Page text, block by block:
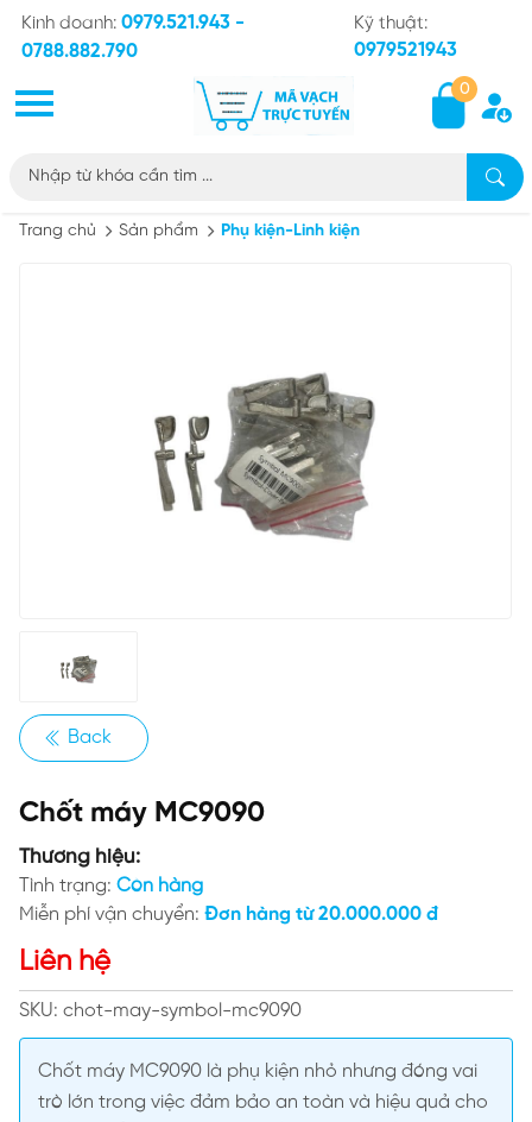
Kinh doanh: 0979.521.943 -
0788.882.790
Kỹ thuật:
0979521943
0
Trang chủ Sản phẩm Phụ kiện-Linh kiện
Back
Chốt máy MC9090
Thương hiệu:
Tình trạng:Còn hàng
Miễn phí vận chuyển:Đơn hàng từ 20.000.000 đ
Liên hệ
SKU: chot-may-symbol-mc9090
Chốt máy MC9090 là phụ kiện nhỏ nhưng đóng vai
trò lớn trong việc đảm bảo an toàn và hiệu quả cho